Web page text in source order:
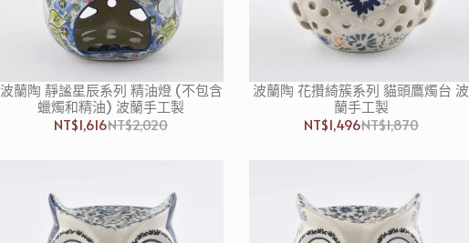
波蘭陶 靜謐星辰系列 精油燈 (不包含
蠟燭和精油) 波蘭手工製
NT$1,616NT$2,020
波蘭陶 花攢綺簇系列 貓頭鷹燭台 波
蘭手工製
NT$1,496NT$1,870